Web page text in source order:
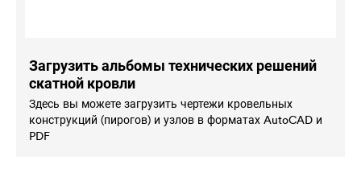
Загрузить альбомы технических решений
скатной кровли
Здесь вы можете загрузить чертежи кровельных
конструкций (пирогов) и узлов в форматах AutoCAD и
PDF